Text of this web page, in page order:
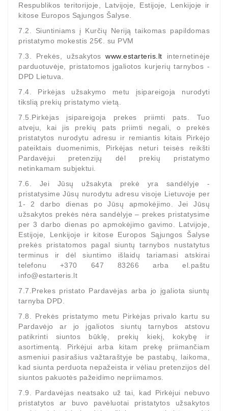
Respublikos teritorijoje, Latvijoje, Estijoje, Lenkijoje ir
kitose Europos Sąjungos Šalyse.
7.2. Siuntiniams į Kurčių Neriją taikomas papildomas
pristatymo mokestis 25€. su PVM
7.3. Prekės, užsakytoswww.estarteris.lt internetinėje
parduotuvėje, pristatomos įgaliotos kurjerių tarnybos -
DPD Lietuva.
7.4. Pirkėjas užsakymo metu įsipareigoja nurodyti
tikslią prekių pristatymo vietą.
7.5.Pirkėjas įsipareigoja prekes priimti pats. Tuo
atveju, kai jis prekių pats priimti negali, o prekės
pristatytos nurodytu adresu ir remiantis kitais Pirkėjo
pateiktais duomenimis, Pirkėjas neturi teisės reikšti
Pardavėjui pretenzijų dėl prekių pristatymo
netinkamam subjektui.
7.6. Jei Jūsų užsakyta prekė yra sandėlyje -
pristatysime Jūsų nurodytu adresu visoje Lietuvoje per
1- 2 darbo dienas po Jūsų apmokėjimo. Jei Jūsų
užsakytos prekės nėra sandėlyje – prekes pristatysime
per 3 darbo dienas po apmokėjimo gavimo. Latvijoje,
Estijoje, Lenkijoje ir kitose Europos Sąjungos Šalyse
prekės pristatomos pagal siuntų tarnybos nustatytus
terminus ir dėl siuntimo išlaidų tariamasi atskirai
telefonu +370 647 83266 arba el.paštu
info@estarteris.lt
7.7.Prekes pristato Pardavėjas arba jo įgaliota siuntų
tarnyba DPD.
7.8. Prekės pristatymo metu Pirkėjas privalo kartu su
Pardavėjo ar jo įgaliotos siuntų tarnybos atstovu
patikrinti siuntos būklę, prekių kiekį, kokybę ir
asortimentą. Pirkėjui arba kitam prekę priimančiam
asmeniui pasirašius važtaraštyje be pastabų, laikoma,
kad siunta perduota nepažeista ir vėliau pretenzijos dėl
siuntos pakuotės pažeidimo nepriimamos.
7.9. Pardavėjas neatsako už tai, kad Pirkėjui nebuvo
pristatytos ar buvo pavėluotai pristatytos užsakytos